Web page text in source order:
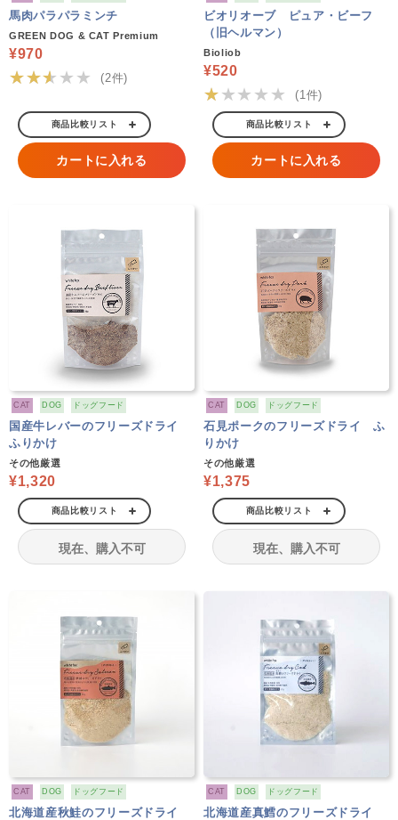
馬肉パラパラミンチ
GREEN DOG & CAT Premium
¥970
★★★★★ (2件)
商品比較リスト
カートに入れる
ビオリオーブ ピュア・ビーフ
（旧ヘルマン）
Bioliob
¥520
★★★★★ (1件)
商品比較リスト
カートに入れる
CAT DOG ドッグフード
国産牛レバーのフリーズドライ
ふりかけ
その他厳選
¥1,320
商品比較リスト
現在、購入不可
CAT DOG ドッグフード
石見ポークのフリーズドライ ふ
りかけ
その他厳選
¥1,375
商品比較リスト
現在、購入不可
CAT DOG ドッグフード
北海道産秋鮭のフリーズドライ
CAT DOG ドッグフード
北海道産真鱈のフリーズドライ